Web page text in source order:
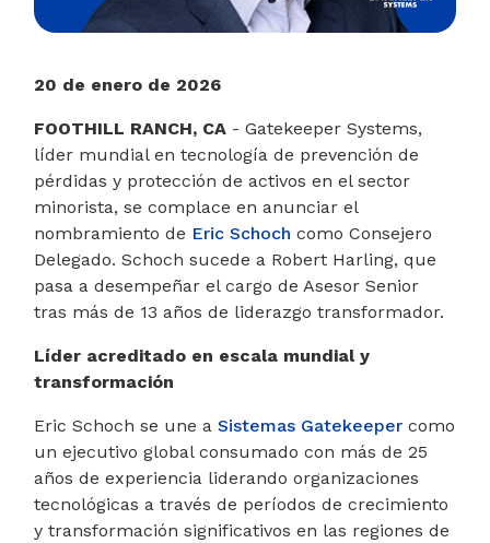
20 de enero de 2026
FOOTHILL RANCH, CA - Gatekeeper Systems,
líder mundial en tecnología de prevención de
pérdidas y protección de activos en el sector
minorista, se complace en anunciar el
nombramiento de Eric Schoch como Consejero
Delegado. Schoch sucede a Robert Harling, que
pasa a desempeñar el cargo de Asesor Senior
tras más de 13 años de liderazgo transformador.
Líder acreditado en escala mundial y
transformación
Eric Schoch se une a Sistemas Gatekeeper como
un ejecutivo global consumado con más de 25
años de experiencia liderando organizaciones
tecnológicas a través de períodos de crecimiento
y transformación significativos en las regiones de